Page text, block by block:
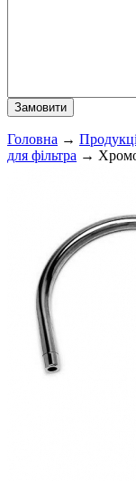
Головна →
для фільтра →